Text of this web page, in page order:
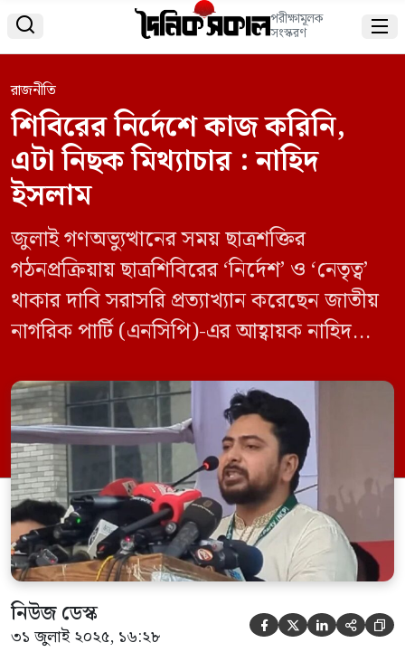
 পরীক্ষামূলক
সংস্করণ 
রাজনীতি
শিবিরের নির্দেশে কাজ করিনি,
এটা নিছক মিথ্যাচার : নাহিদ
ইসলাম
জুলাই গণঅভ্যুত্থানের সময় ছাত্রশক্তির
গঠনপ্রক্রিয়ায় ছাত্রশিবিরের ‘নির্দেশ’ ও ‘নেতৃত্ব’
থাকার দাবি সরাসরি প্রত্যাখ্যান করেছেন জাতীয়
নাগরিক পার্টি (এনসিপি)-এর আহ্বায়ক নাহিদ
ফেসবুক পেজে দেওয়া এক পোস্টে তিনি এসব
দাবিকে ‘মিথ্যাচার’ হিসেবে আখ্যায়িত করেন এবং
কিছু প্রভাবশালী মুখের বিরুদ্ধে উদ্দেশ্যপ্রণোদিত
বিকৃতির অভিযোগ তোলেন। নাহিদ বলেন,
সম্প্রতি একটি টকশোতে ছাত্রশিবির নেতা সাদিক
কায়েম […]
নিউজ ডেস্ক
৩১ জুলাই ২০২৫, ১৬:২৮     